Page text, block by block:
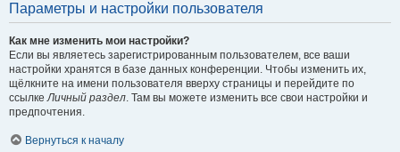
Параметры и настройки пользователя
Как мне изменить мои настройки?
Если вы являетесь зарегистрированным пользователем, все ваши
настройки хранятся в базе данных конференции. Чтобы изменить их,
щёлкните на имени пользователя вверху страницы и перейдите по
ссылкеЛичный раздел. Там вы можете изменить все свои настройки и
предпочтения.
Вернуться к началу